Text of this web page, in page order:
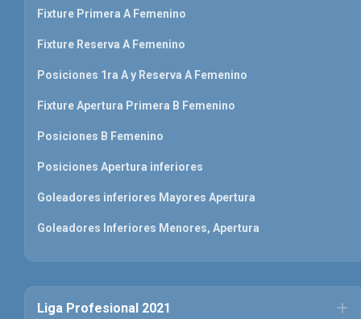
Fixture Primera A Femenino
Fixture Reserva A Femenino
Posiciones 1ra A y Reserva A Femenino
Fixture Apertura Primera B Femenino
Posiciones B Femenino
Posiciones Apertura inferiores
Goleadores inferiores Mayores Apertura
Goleadores Inferiores Menores, Apertura
Liga Profesional 2021